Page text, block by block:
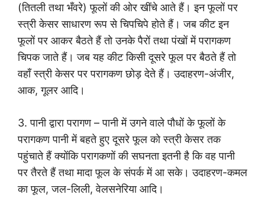
(तितली तथा भँवरे) फूलों की ओर खींचे आते हैं। इन फूलों पर
स्त्री केसर साधारण रूप से चिपचिपे होते हैं। जब कीट इन
फूलों पर आकर बैठते हैं तो उनके पैरों तथा पंखों में परागकण
चिपक जाते हैं। जब यह कीट किसी दूसरे फूल पर बैठते हैं तो
वहाँ स्त्री केसर पर परागकण छोड़ देते हैं। उदाहरण-अंजीर,
आक, गूलर आदि।
3. पानी द्वारा परागण – पानी में उगने वाले पौधों के फूलों के
परागकण पानी में बहते हुए दूसरे फूल को स्त्री केसर तक
पहुंचाते हैं क्योंकि परागकणों की सघनता इतनी है कि वह पानी
पर तैरते हैं तथा मादा फूल के संपर्क में आ सके। उदाहरण-कमल
का फूल, जल-लिली, वेलसनेरिया आदि।